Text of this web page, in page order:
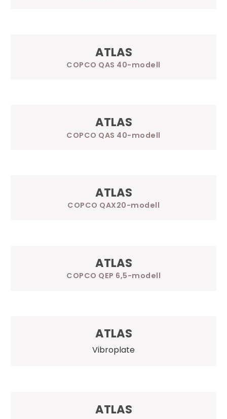
ATLAS
COPCO QAS 40
ATLAS
COPCO QAS 40
ATLAS
COPCO QAX20
ATLAS
COPCO QEP 6,5
ATLAS
Vibroplate
ATLAS